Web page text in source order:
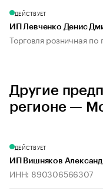
ДЕЙСТВУЕТ
ИП Левченко Денис
Торговля розничная по
Другие
регионе —
ДЕЙСТВУЕТ
ИП Вишняков
ИНН: 890306566307